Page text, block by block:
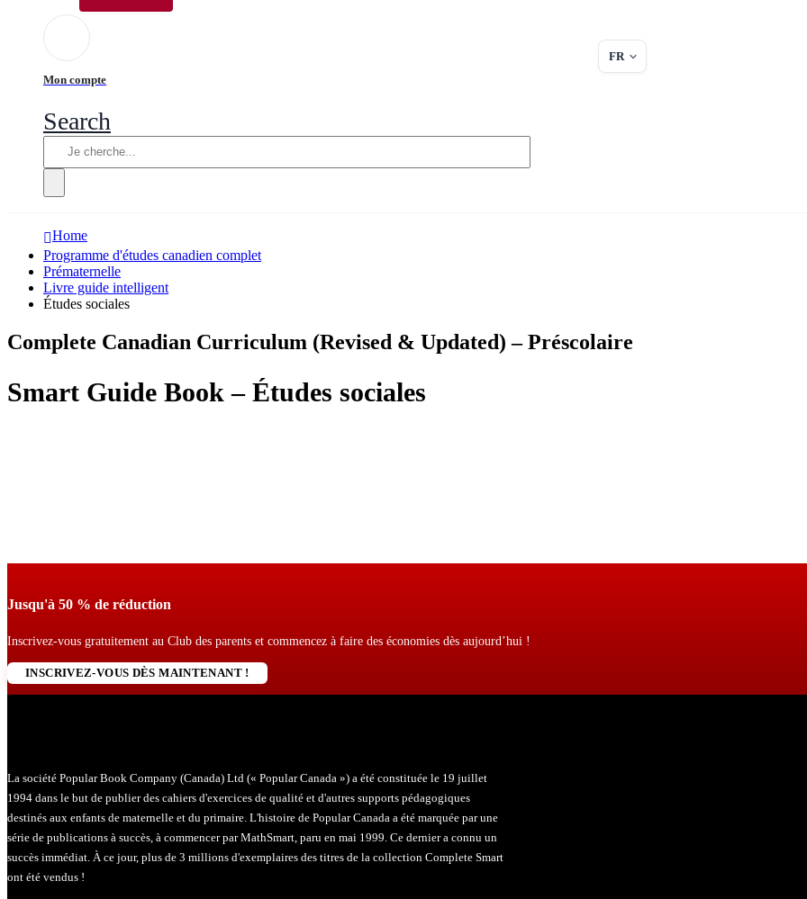
Mon compte
FR
Search
Home
Programme d'études canadien complet
Prématernelle
Livre guide intelligent
Études sociales
Complete Canadian Curriculum (Revised & Updated) – Préscolaire
Smart Guide Book – Études sociales
Jusqu'à 50 % de réduction
Inscrivez-vous gratuitement au Club des parents et commencez à faire des économies dès aujourd’hui !
INSCRIVEZ-VOUS DÈS MAINTENANT !
La société Popular Book Company (Canada) Ltd (« Popular Canada ») a été constituée le 19 juillet
1994 dans le but de publier des cahiers d'exercices de qualité et d'autres supports pédagogiques
destinés aux enfants de maternelle et du primaire. L'histoire de Popular Canada a été marquée par une
série de publications à succès, à commencer par MathSmart, paru en mai 1999. Ce dernier a connu un
succès immédiat. À ce jour, plus de 3 millions d'exemplaires des titres de la collection Complete Smart
ont été vendus !